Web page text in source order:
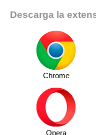
Descarga la
Chrome
Opera